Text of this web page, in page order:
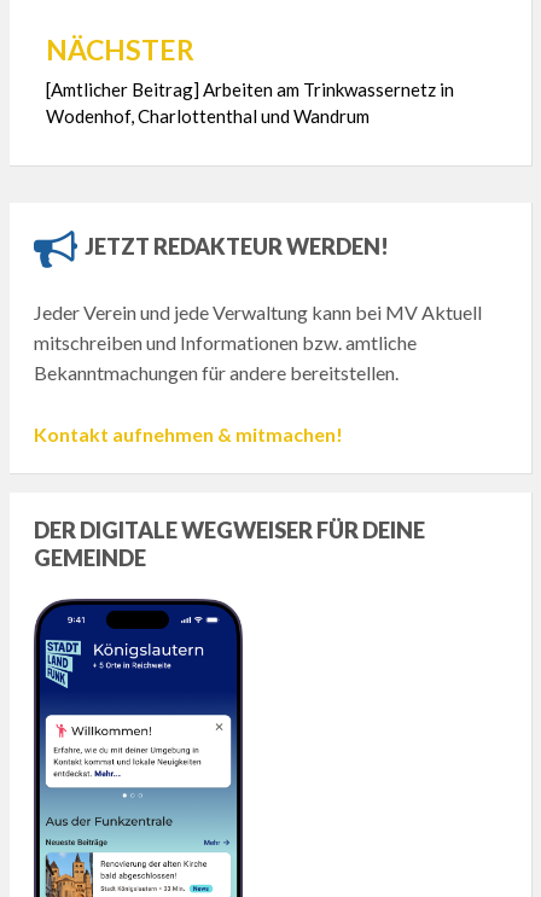
NÄCHSTER
[Amtlicher Beitrag] Arbeiten am Trinkwassernetz in
Wodenhof, Charlottenthal und Wandrum
JETZT REDAKTEUR WERDEN!
Jeder Verein und jede Verwaltung kann bei MV Aktuell
mitschreiben und Informationen bzw. amtliche
Bekanntmachungen für andere bereitstellen.
Kontakt aufnehmen & mitmachen!
DER DIGITALE WEGWEISER FÜR DEINE
GEMEINDE